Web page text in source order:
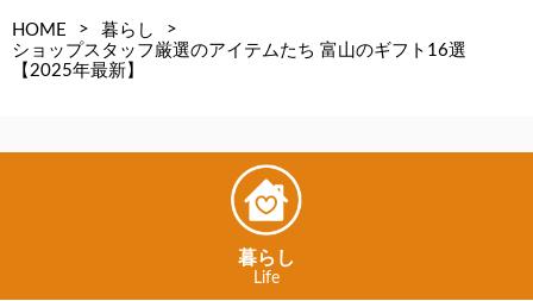
HOME > 暮らし
>
ショップスタッフ厳選のアイテムたち 富山のギフト16選
【2025年最新】
暮らし
Life